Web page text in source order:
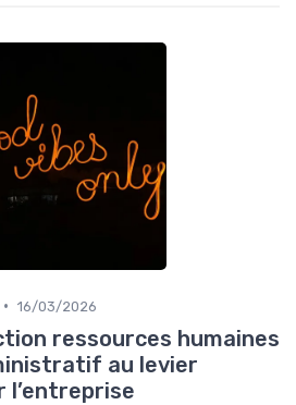
• 16/03/2026
ressources humaines
au levier
l’entreprise